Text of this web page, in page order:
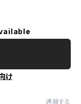
け
通報する